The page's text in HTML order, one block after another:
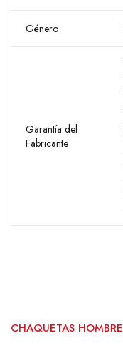
Género
Garantía del
Fabricante
CHAQUETAS HOMBRE